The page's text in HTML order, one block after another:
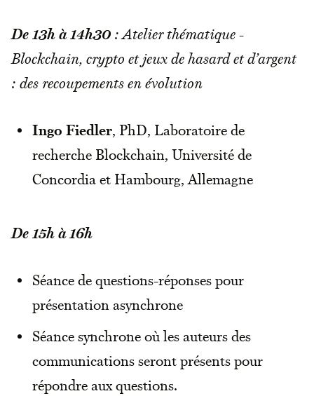
De 13h à 14h30 : Atelier thématique -
Blockchain, crypto et jeux de hasard et d’argent
: des recoupements en évolution
Ingo Fiedler, PhD, Laboratoire de
recherche Blockchain, Université de
Concordia et Hambourg, Allemagne
De 15h à 16h
Séance de questions-réponses pour
présentation asynchrone
Séance synchrone où les auteurs des
communications seront présents pour
répondre aux questions.